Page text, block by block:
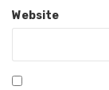
Website